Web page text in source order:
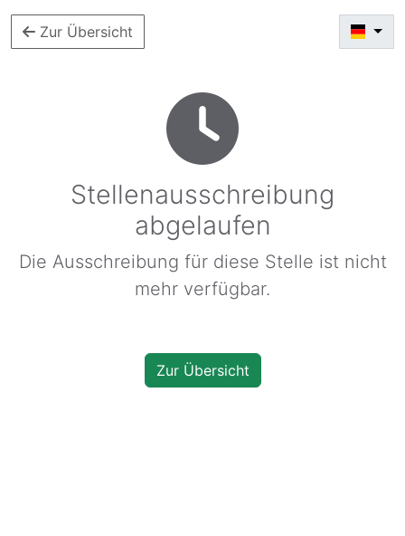
Zur Übersicht
Stellenausschreibung
abgelaufen
Die Ausschreibung für diese Stelle ist nicht
mehr verfügbar.
Zur Übersicht